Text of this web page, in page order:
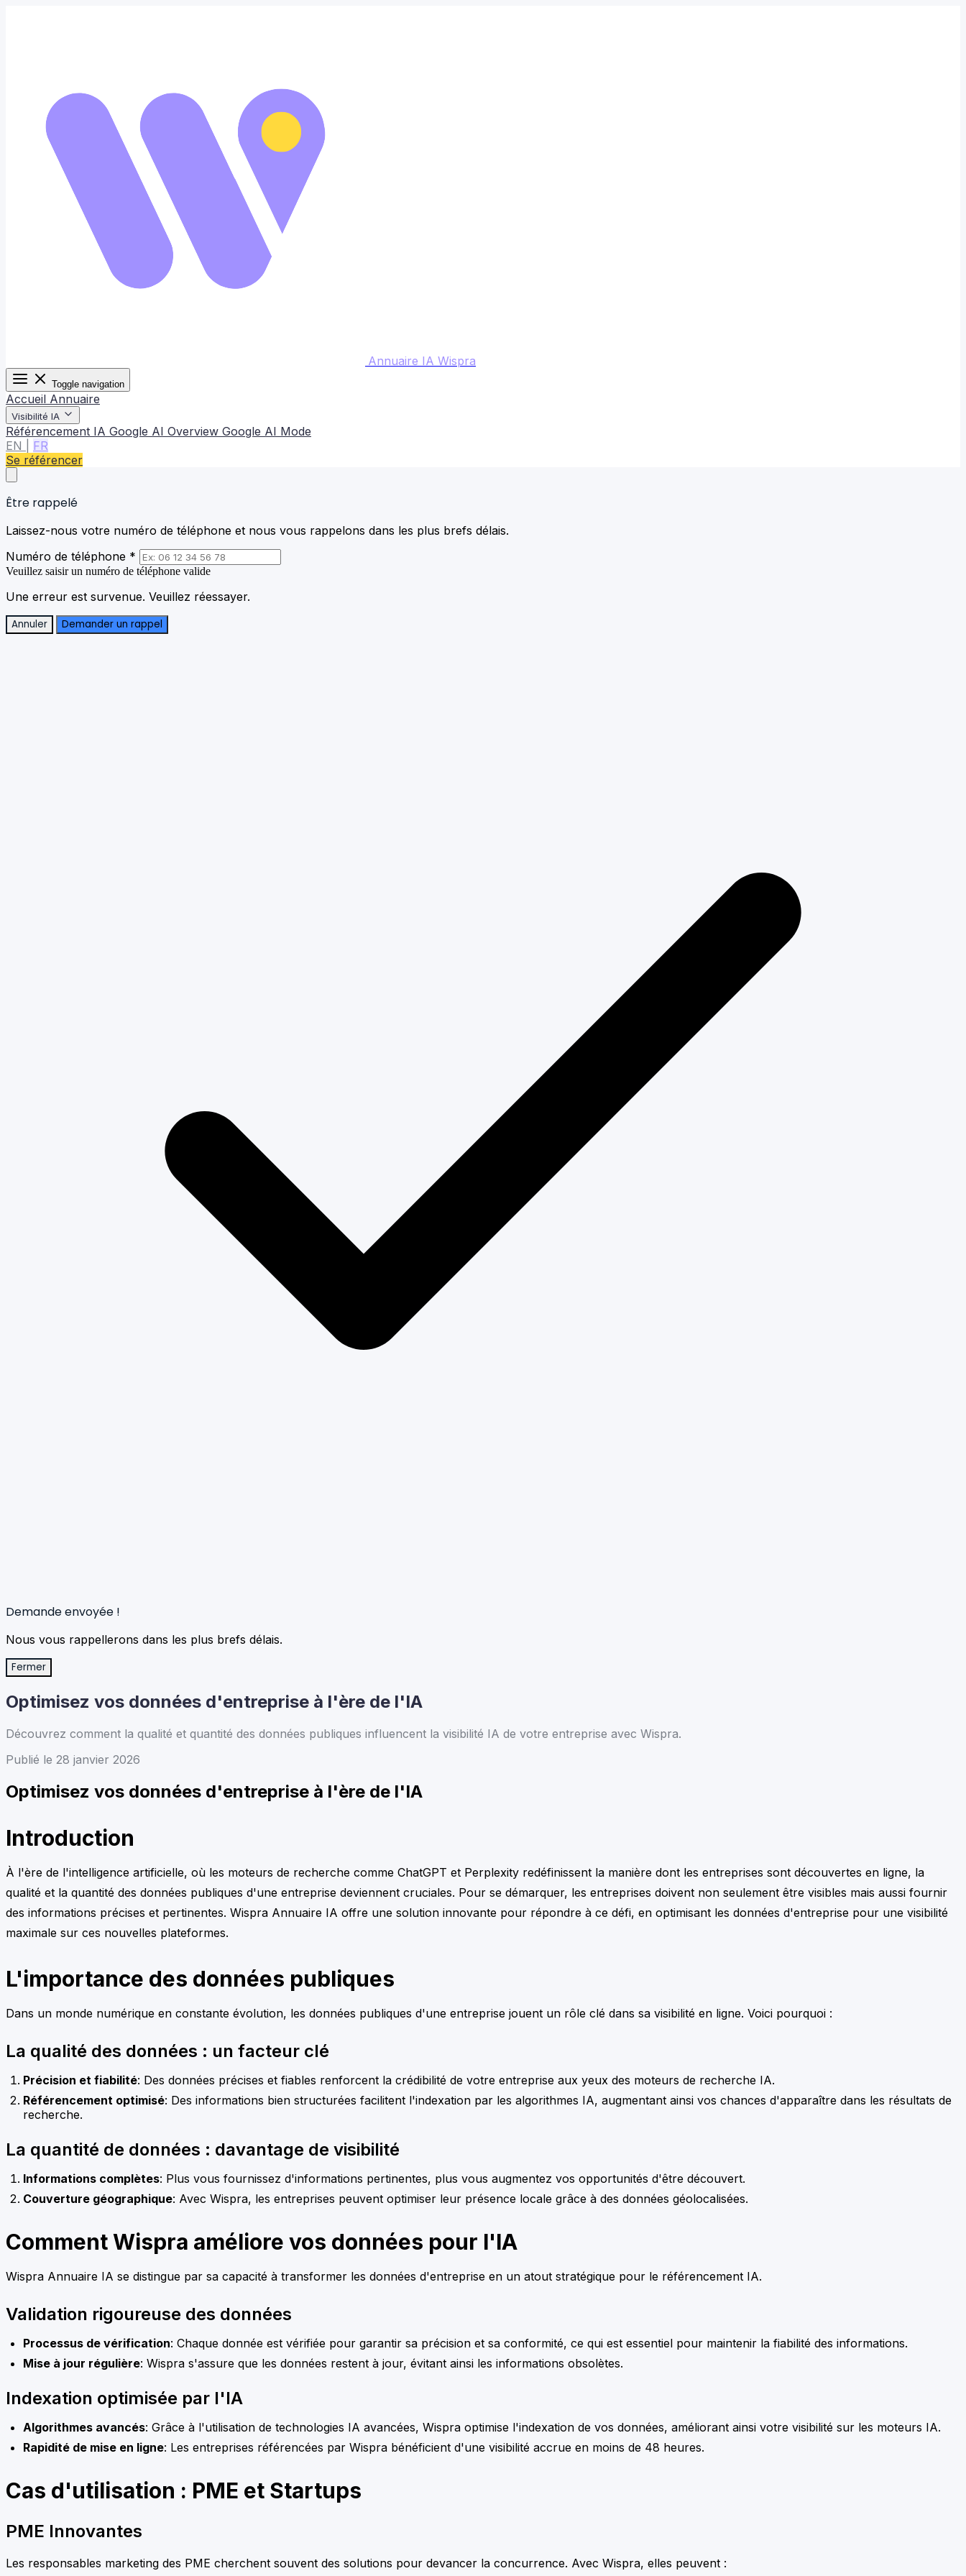
Annuaire IA Wispra
Toggle navigation
Accueil Annuaire
Visibilité IA
Référencement IA Google AI Overview Google AI Mode
EN
FR
Se référencer
Être rappelé
Laissez-nous votre numéro de téléphone et nous vous rappelons dans les plus brefs délais.
Numéro de téléphone *
Veuillez saisir un numéro de téléphone valide
Une erreur est survenue. Veuillez réessayer.
Annuler Demander un rappel
Demande envoyée !
Nous vous rappellerons dans les plus brefs délais.
Fermer
Optimisez vos données d'entreprise à l'ère de l'IA
Découvrez comment la qualité et quantité des données publiques influencent la visibilité IA de votre entreprise avec Wispra.
Publié le 28 janvier 2026
Optimisez vos données d'entreprise à l'ère de l'IA
Introduction
À l'ère de l'intelligence artificielle, où les moteurs de recherche comme ChatGPT et Perplexity redéfinissent la manière dont les entreprises sont découvertes en ligne, la
qualité et la quantité des données publiques d'une entreprise deviennent cruciales. Pour se démarquer, les entreprises doivent non seulement être visibles mais aussi fournir
des informations précises et pertinentes. Wispra Annuaire IA offre une solution innovante pour répondre à ce défi, en optimisant les données d'entreprise pour une visibilité
maximale sur ces nouvelles plateformes.
L'importance des données publiques
Dans un monde numérique en constante évolution, les données publiques d'une entreprise jouent un rôle clé dans sa visibilité en ligne. Voici pourquoi :
La qualité des données : un facteur clé
Précision et fiabilité: Des données précises et fiables renforcent la crédibilité de votre entreprise aux yeux des moteurs de recherche IA.
Référencement optimisé: Des informations bien structurées facilitent l'indexation par les algorithmes IA, augmentant ainsi vos chances d'apparaître dans les résultats de
recherche.
La quantité de données : davantage de visibilité
Informations complètes: Plus vous fournissez d'informations pertinentes, plus vous augmentez vos opportunités d'être découvert.
Couverture géographique: Avec Wispra, les entreprises peuvent optimiser leur présence locale grâce à des données géolocalisées.
Comment Wispra améliore vos données pour l'IA
Wispra Annuaire IA se distingue par sa capacité à transformer les données d'entreprise en un atout stratégique pour le référencement IA.
Validation rigoureuse des données
Processus de vérification: Chaque donnée est vérifiée pour garantir sa précision et sa conformité, ce qui est essentiel pour maintenir la fiabilité des informations.
Mise à jour régulière: Wispra s'assure que les données restent à jour, évitant ainsi les informations obsolètes.
Indexation optimisée par l'IA
Algorithmes avancés: Grâce à l'utilisation de technologies IA avancées, Wispra optimise l'indexation de vos données, améliorant ainsi votre visibilité sur les moteurs IA.
Rapidité de mise en ligne: Les entreprises référencées par Wispra bénéficient d'une visibilité accrue en moins de 48 heures.
Cas d'utilisation : PME et Startups
PME Innovantes
Les responsables marketing des PME cherchent souvent des solutions pour devancer la concurrence. Avec Wispra, elles peuvent :